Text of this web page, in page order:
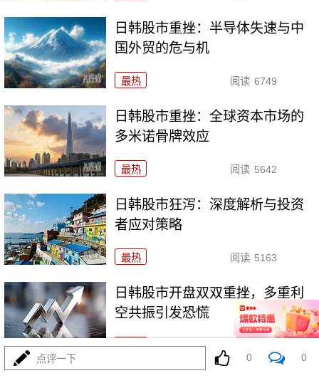
日韩股市重挫：半导体失速与中
国外贸的危与机
最热 阅读 6749
日韩股市重挫：全球资本市场的
多米诺骨牌效应
最热 阅读 5642
日韩股市狂泻：深度解析与投资
者应对策略
最热 阅读 5163
日韩股市开盘双双重挫，多重利
空共振引发恐慌
最热
点评一下 0 0